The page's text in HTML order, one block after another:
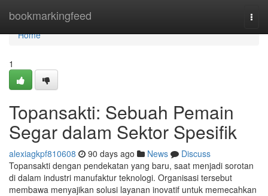
bookmarkingfeed
Home
Home
1
Topansakti: Sebuah Pemain
Segar dalam Sektor Spesifik
alexiagkpf810608 90 days ago News
Discuss
Topansakti dengan pendekatan yang baru, saat menjadi sorotan
di dalam industri manufaktur teknologi. Organisasi tersebut
membawa menyajikan solusi layanan inovatif untuk memecahkan